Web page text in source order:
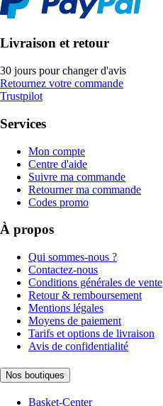
Livraison et retour
30 jours pour changer d'avis
Retournez votre commande
Trustpilot
Services
Mon compte
Centre d'aide
Suivre ma commande
Retourner ma commande
Codes promo
À propos
Qui sommes-nous ?
Contactez-nous
Conditions générales de vente
Retour & remboursement
Mentions légales
Moyens de paiement
Tarifs et options de livraison
Avis de confidentialité
Nos boutiques
Basket-Center